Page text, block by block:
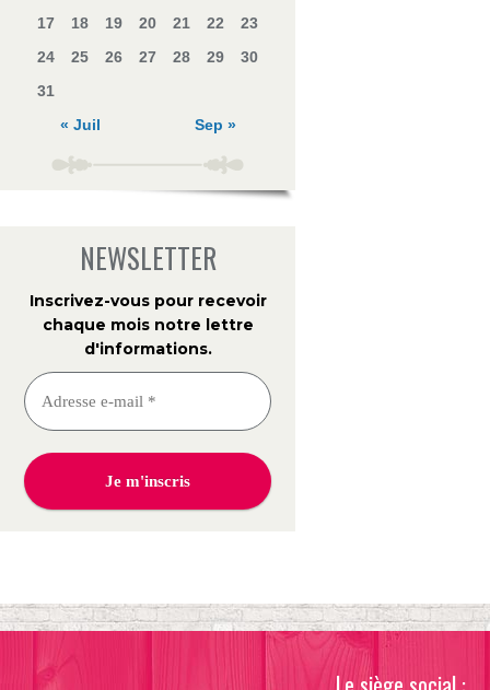
17
18 19 20 21 22
23
24
25 26 27 28 29
30
31
« Juil
Sep »
NEWSLETTER
Inscrivez-vous pour recevoir
chaque mois notre lettre
d'informations.